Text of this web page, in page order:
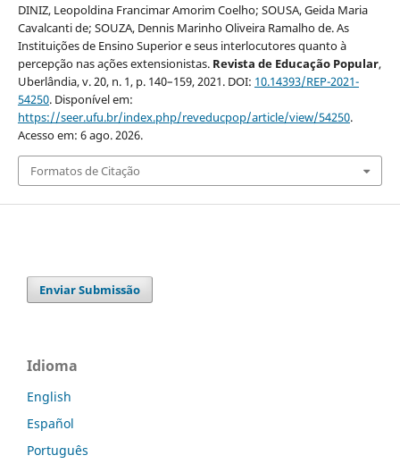
DINIZ, Leopoldina Francimar Amorim Coelho; SOUSA, Geida Maria
Cavalcanti de; SOUZA, Dennis Marinho Oliveira Ramalho de. As
Instituições de Ensino Superior e seus interlocutores quanto à
percepção nas ações extensionistas. Revista de Educação Popular,
Uberlândia, v. 20, n. 1, p. 140–159, 2021. DOI: 10.14393/REP-2021-
54250. Disponível em:
https://seer.ufu.br/index.php/reveducpop/article/view/54250.
Acesso em: 6 ago. 2026.
Formatos de Citação
Enviar Submissão
Idioma
English
Español
Português